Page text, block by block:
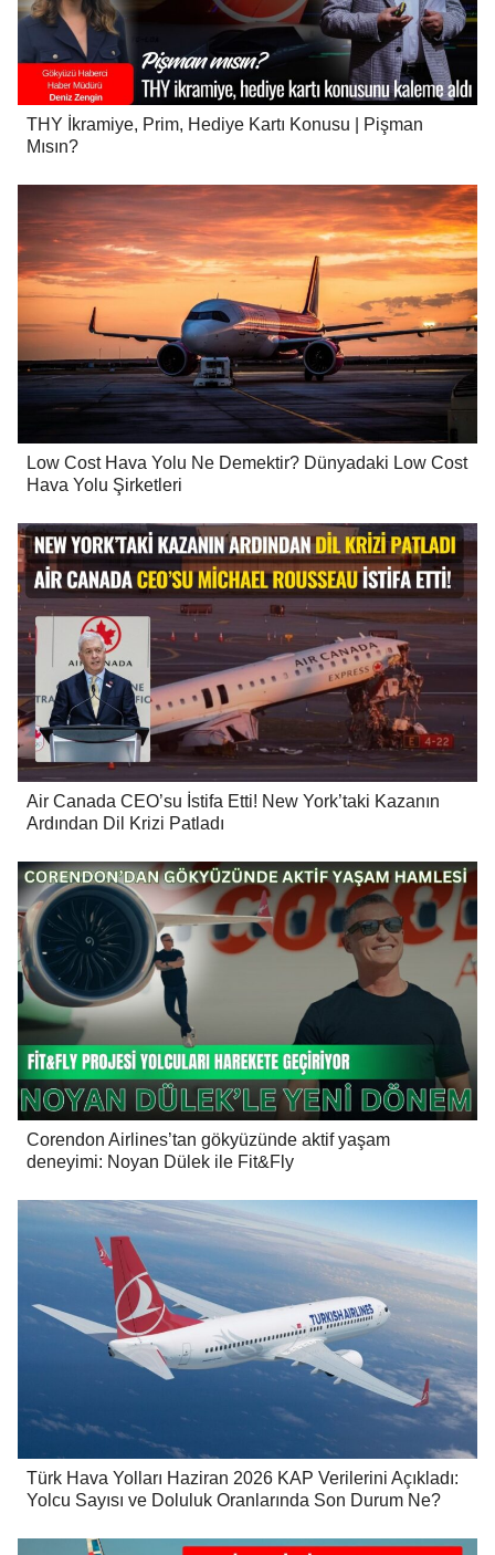
THY İkramiye, Prim, Hediye Kartı Konusu | Pişman
Mısın?
Low Cost Hava Yolu Ne Demektir? Dünyadaki Low Cost
Hava Yolu Şirketleri
Air Canada CEO’su İstifa Etti! New York’taki Kazanın
Ardından Dil Krizi Patladı
Corendon Airlines’tan gökyüzünde aktif yaşam
deneyimi: Noyan Dülek ile Fit&Fly
Türk Hava Yolları Haziran 2026 KAP Verilerini Açıkladı:
Yolcu Sayısı ve Doluluk Oranlarında Son Durum Ne?